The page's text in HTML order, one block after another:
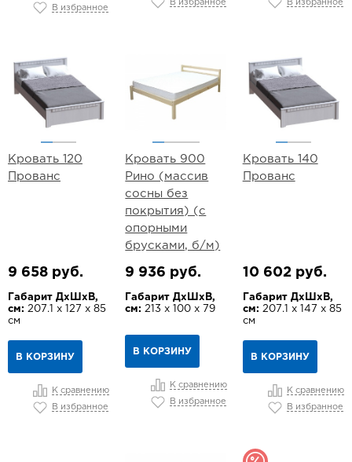
В избранное
В избранное В избранное
Кровать 120
Прованс
9 658 руб.
Габарит ДхШхВ,
см: 207.1 х 127 х 85
см
В КОРЗИНУ
К сравнению
В избранное
Кровать 900
Рино (массив
сосны без
покрытия) (с
опорными
брусками, б/м)
9 936 руб.
Габарит ДхШхВ,
см: 213 х 100 х 79
В КОРЗИНУ
К сравнению
В избранное
Кровать 140
Прованс
10 602 руб.
Габарит ДхШхВ,
см: 207.1 х 147 х 85
см
В КОРЗИНУ
К сравнению
В избранное